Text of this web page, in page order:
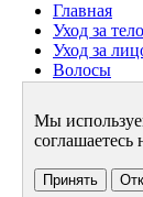
Главная
Уход за
Уход за
Волосы
Диета
Стиль и
Архив
Мы
Принять